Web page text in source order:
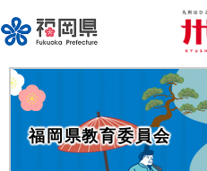
ー
ジ
の
先
メニューを飛
福岡県教育委員会